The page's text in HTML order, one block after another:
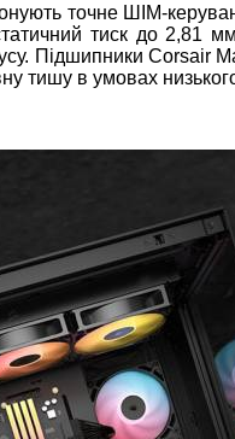
точне ШІМ-
тиск до 2,81
Підшипники Corsair
тишу в умовах